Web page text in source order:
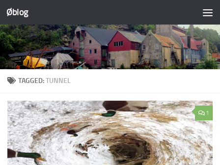
Skip to content
Øblog
TAGGED:TUNNEL
1